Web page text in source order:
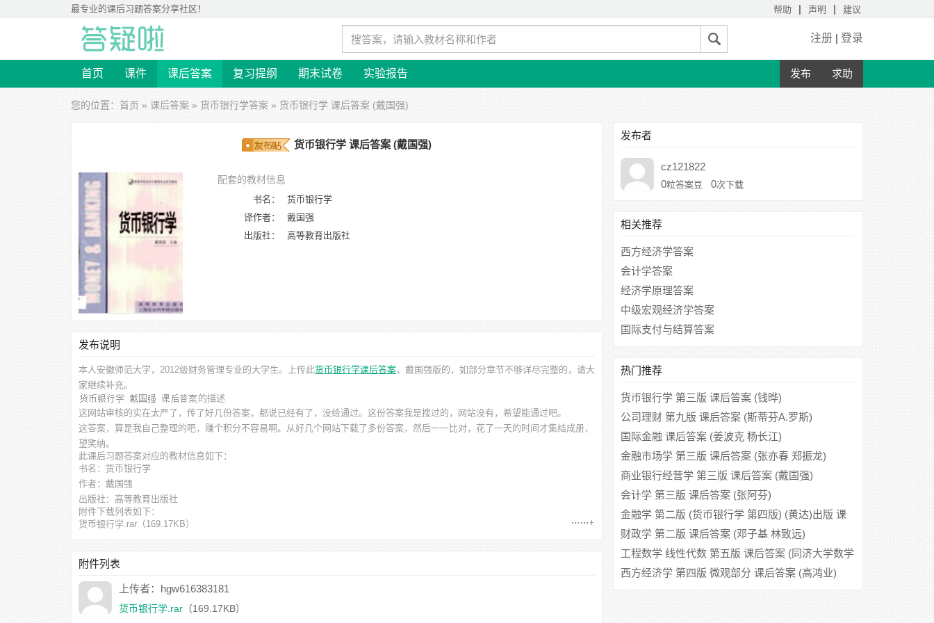
最专业的课后习题答案分享社区！ 帮助 | 声明 | 建议
注册 | 登录
首页 课件 课后答案 复习提纲 期末试卷 实验报告 发布 求助
您的位置： 首页 » 课后答案 » 货币银行学答案 » 货币银行学 课后答案 (戴国强)
货币银行学 课后答案 (戴国强)
配套的教材信息
书名：
货币银行学
译作者：
戴国强
出版社：
高等教育出版社
发布说明
本人安徽师范大学，2012级财务管理专业的大学生。上传此货币银行学课后答案，戴国强版的，如部分章节不够详尽完整的，请大
家继续补充。
的描述
这网站审核的实在太严了，传了好几份答案，都说已经有了，没给通过。这份答案我是搜过的，网站没有，希望能通过吧。
这答案，算是我自己整理的吧，赚个积分不容易啊。从好几个网站下载了多份答案，然后一一比对，花了一天的时间才集结成册，
望笑纳。
此课后习题答案对应的教材信息如下：
书名：货币银行学
作者：戴国强
出版社：高等教育出版社
附件下载列表如下：
货币银行学.rar （169.17KB）
附件列表
上传者：hgw616383181
货币银行学.rar （169.17KB）
发布者
cz121822
0粒答案豆 0次下载
相关推荐
西方经济学答案
会计学答案
经济学原理答案
中级宏观经济学答案
国际支付与结算答案
热门推荐
货币银行学 第三版 课后答案 (钱晔)
公司理财 第九版 课后答案 (斯蒂芬A.罗斯)
国际金融 课后答案 (姜波克 杨长江)
金融市场学 第三版 课后答案 (张亦春 郑振龙)
商业银行经营学 第三版 课后答案 (戴国强)
会计学 第三版 课后答案 (张阿芬)
金融学 第二版 (货币银行学 第四版) (黄达)出版 课
后答案
财政学 第二版 课后答案 (邓子基 林致远)
工程数学 线性代数 第五版 课后答案 (同济大学数学
系)
西方经济学 第四版 微观部分 课后答案 (高鸿业)